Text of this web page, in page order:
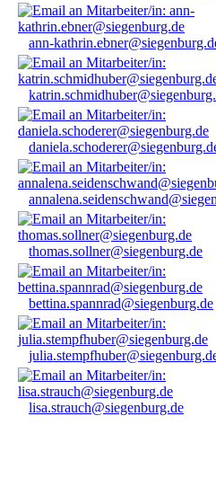
ann-
thomas.sollner@siegenburg.de
bettina.spannrad@siegenburg.de
lisa.strauch@siegenburg.de